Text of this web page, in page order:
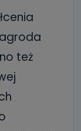
też